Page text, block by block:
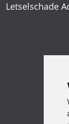
Letselschade